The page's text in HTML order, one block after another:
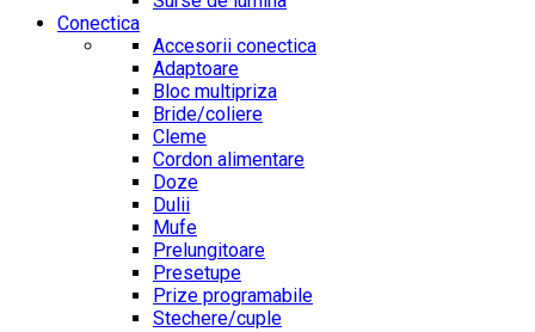
Conectica
Accesorii conectica
Adaptoare
Bloc multipriza
Bride/coliere
Cleme
Cordon alimentare
Doze
Dulii
Mufe
Prelungitoare
Presetupe
Prize programabile
Stechere/cuple